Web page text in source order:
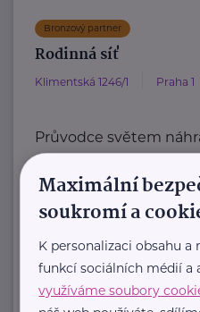
Bronzový partner
Rodinná síť
Klimentská 1246/1 Praha 1
Průvodce světem
Portál Rodinná síť je
informační platforma
https://rodinnasit.cz/
info@rodinnasit.cz
Maximální
soukromí a
K personalizaci obsahu
funkcí sociálních médií a
využíváme soubory